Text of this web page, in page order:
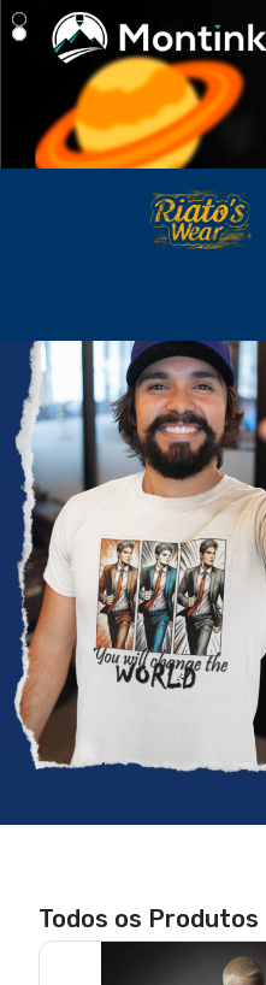
Todos os Produtos